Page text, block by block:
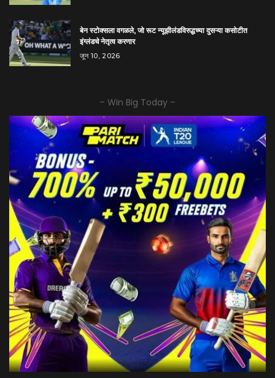
बेन स्टोक्सला वगळले, जो रूट न्यूझीलंडविरुद्धच्या दुसऱ्या कसोटीत
इंग्लंडचे नेतृत्व करणार
जून 10, 2026
– Win Big Today –